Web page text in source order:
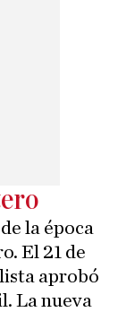
la época
El 21 de
aprobó
La nueva